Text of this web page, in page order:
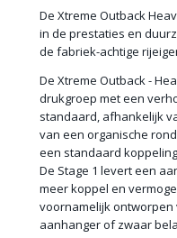
De Xtreme Outback
in de prestaties en
de fabriek-achtige
De Xtreme Outback -
drukgroep met een
standaard, afhankelijk
van een organische
een standaard
De Stage 1 levert een
meer koppel en
voornamelijk
aanhanger of zwaar